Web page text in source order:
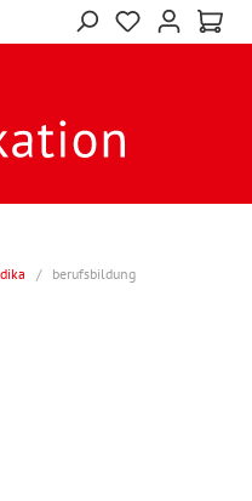
/ berufsbildung